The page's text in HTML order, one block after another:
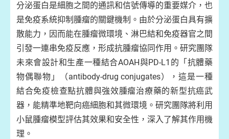
分泌蛋白是細胞之間的通訊和信號傳導的重要媒介，也
是免疫系統抑制腫瘤的關鍵機制。由於分泌蛋白具有擴
散能力，因而能在腫瘤微環境、淋巴結和免疫器官之間
引發一連串免疫反應，形成抗腫瘤協同作用。研究團隊
未來會設計和生產一種結合AOAH與PD-L1的「抗體藥
物偶聯物」（antibody-drug conjugates），這是一種
結合免疫檢查點抗體與強效腫瘤治療藥的新型抗癌武
器，能精準地靶向癌細胞和其微環境。研究團隊將利用
小鼠腫瘤模型評估其效果和安全性，深入了解其作用機
理。